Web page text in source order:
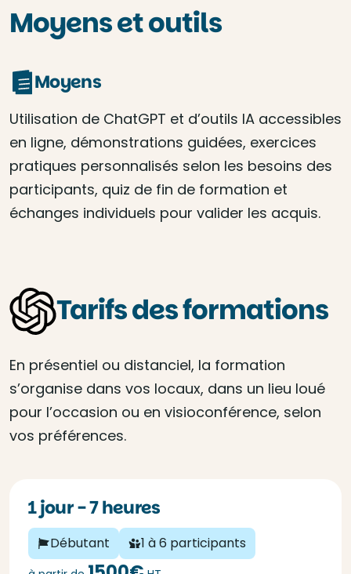
Moyens et outils
Moyens
Utilisation de ChatGPT et d’outils IA accessibles
en ligne, démonstrations guidées, exercices
pratiques personnalisés selon les besoins des
participants, quiz de fin de formation et
échanges individuels pour valider les acquis.
Tarifs des formations
En présentiel ou distanciel, la formation
s’organise dans vos locaux, dans un lieu loué
pour l’occasion ou en visioconférence, selon
vos préférences.
1 jour - 7 heures
Débutant 1 à 6 participants